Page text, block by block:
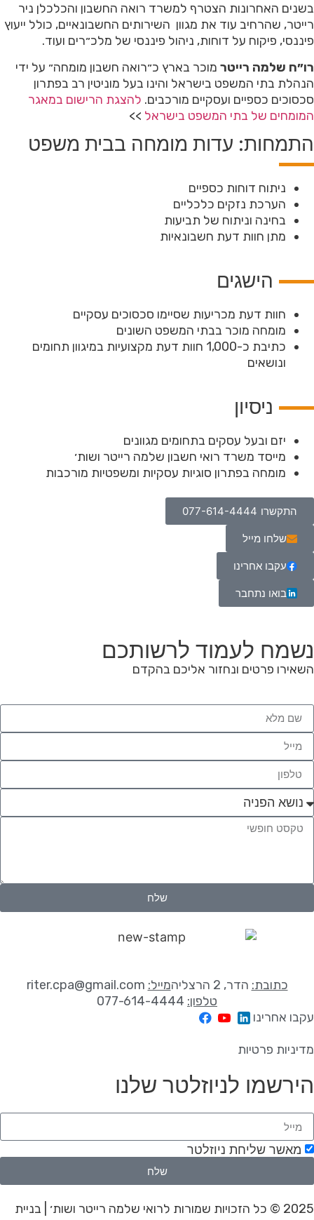
בשנים האחרונות הצטרף למשרד רואה החשבון והכלכלן ניר
רייטר, שהרחיב עוד את מגוון השירותים החשבונאיים, כולל ייעוץ
פיננסי, פיקוח על דוחות, ניהול פיננסי של מלכ״רים ועוד.
רו״ח שלמה רייטר מוכר בארץ כ״רואה חשבון מומחה״ על ידי
הנהלת בתי המשפט בישראל והינו בעל מוניטין רב בפתרון
סכסוכים כספיים ועסקיים מורכבים. להצגת הרישום במאגר
המומחים של בתי המשפט בישראל >>
התמחות: עדות מומחה בבית משפט
ניתוח דוחות כספיים
הערכת נזקים כלכליים
בחינה וניתוח של תביעות
מתן חוות דעת חשבונאיות
הישגים
חוות דעת מכריעות שסיימו סכסוכים עסקיים
מומחה מוכר בבתי המשפט השונים
כתיבת כ-1,000 חוות דעת מקצועיות במיגוון תחומים
ונושאים
ניסיון
יזם ובעל עסקים בתחומים מגוונים
מייסד משרד רואי חשבון שלמה רייטר ושות׳
מומחה בפתרון סוגיות עסקיות ומשפטיות מורכבות
077-614-4444 התקשרו
שלחו מייל
עקבו אחרינו
בואו נתחבר
נשמח לעמוד לרשותכם
השאירו פרטים ונחזור אליכם בהקדם
שלח
כתובת: הדר, 2 הרצליה מייל:
טלפון:
עקבו אחרינו
מדיניות פרטיות
הירשמו לניוזלטר שלנו
מאשר שליחת ניוזלטר
שלח
2025 © כל הזכויות שמורות לרואי שלמה רייטר ושות׳ | בניית